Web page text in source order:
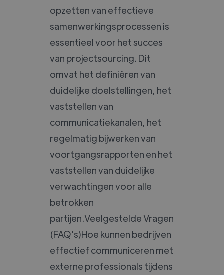
opzetten van effectieve
samenwerkingsprocessen is
essentieel voor het succes
van projectsourcing. Dit
omvat het definiëren van
duidelijke doelstellingen, het
vaststellen van
communicatiekanalen, het
regelmatig bijwerken van
voortgangsrapporten en het
vaststellen van duidelijke
verwachtingen voor alle
betrokken
partijen.Veelgestelde Vragen
(FAQ's)Hoe kunnen bedrijven
effectief communiceren met
externe professionals tijdens